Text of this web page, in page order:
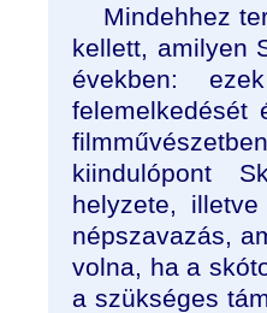
Mindehhez
kellett, amilyen
években:
kiindulópont
helyzete,
népszavazás,
volna, ha a
a szükséges